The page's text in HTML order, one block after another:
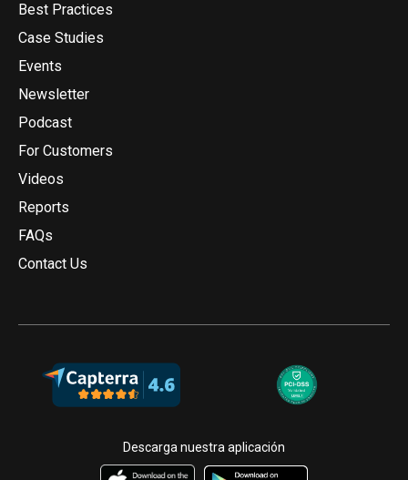
Best Practices
Case Studies
Events
Newsletter
Podcast
For Customers
Videos
Reports
FAQs
Contact Us
Descarga nuestra aplicación